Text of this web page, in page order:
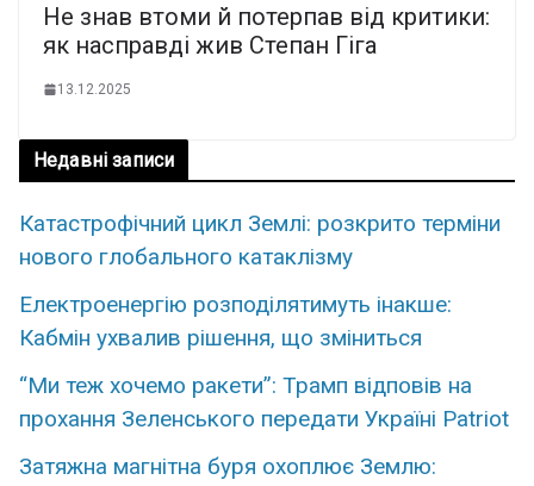
Не знав втоми й потерпав від критики:
як насправді жив Степан Гіга
13.12.2025
Недавні записи
Катастрофічний цикл Землі: розкрито терміни
нового глобального катаклізму
Електроенергію розподілятимуть інакше:
Кабмін ухвалив рішення, що зміниться
“Ми теж хочемо ракети”: Трамп відповів на
прохання Зеленського передати Україні Patriot
Затяжна магнітна буря охоплює Землю: